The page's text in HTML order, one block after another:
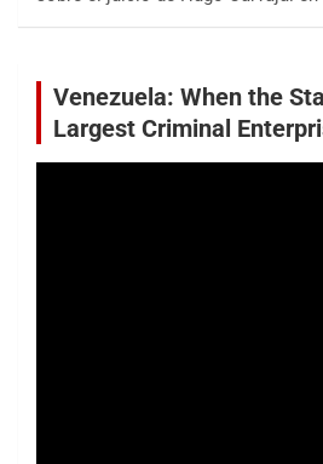
Venezuela: When the
Largest Criminal